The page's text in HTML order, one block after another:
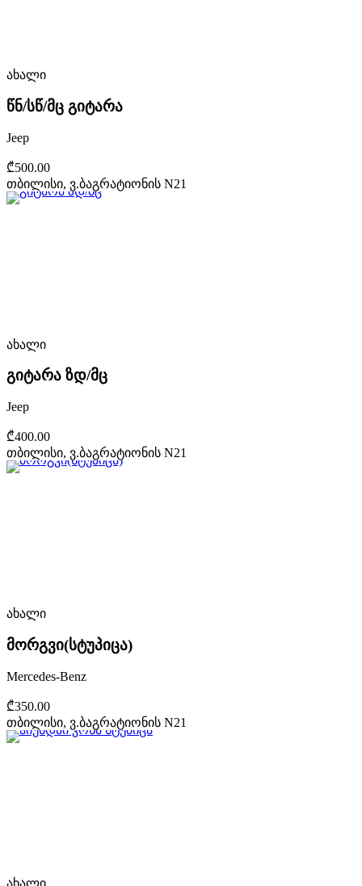
ახალი
წნ/სწ/მც გიტარა
Jeep
₾500.00
თბილისი, ვ.ბაგრატიონის N21
ახალი
გიტარა ზდ/მც
Jeep
₾400.00
თბილისი, ვ.ბაგრატიონის N21
ახალი
მორგვი(სტუპიცა)
Mercedes-Benz
₾350.00
თბილისი, ვ.ბაგრატიონის N21
ახალი